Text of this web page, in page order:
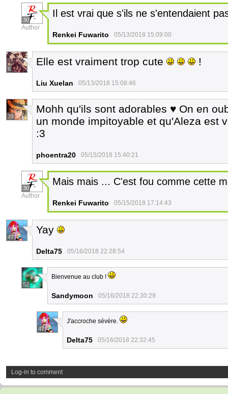
30
Author
Il est vrai que s'ils ne s'entendaient
Renkei Fuwarito 05/13/2018 15:09:00
6
Elle est vraiment trop cute !
Liu Xuelan 05/13/2018 15:08:46
39
Mohh qu'ils sont adorables ♥ On en
un monde impitoyable et qu'Aleza est
:3
phoentra20 05/15/2018 15:40:21
30
Author
Mais mais ... C'est fou comme cette
Renkei Fuwarito 05/15/2018 17:14:43
47
Yay
Delta75 05/16/2018 22:28:54
52
Bienvenue au club !
Sandymoon 05/16/2018 22:30:29
47
J'accroche sévère.
Delta75 05/16/2018 22:32:45
Log-in to comment